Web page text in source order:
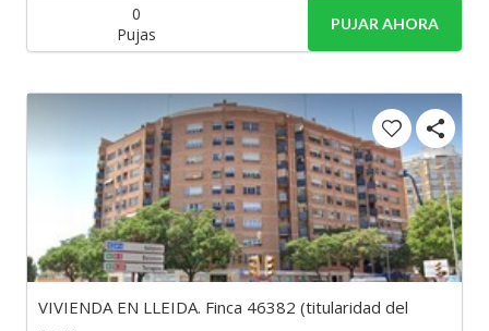
0
Pujas
PUJAR AHORA
VIVIENDA EN LLEIDA. Finca 46382 (titularidad del